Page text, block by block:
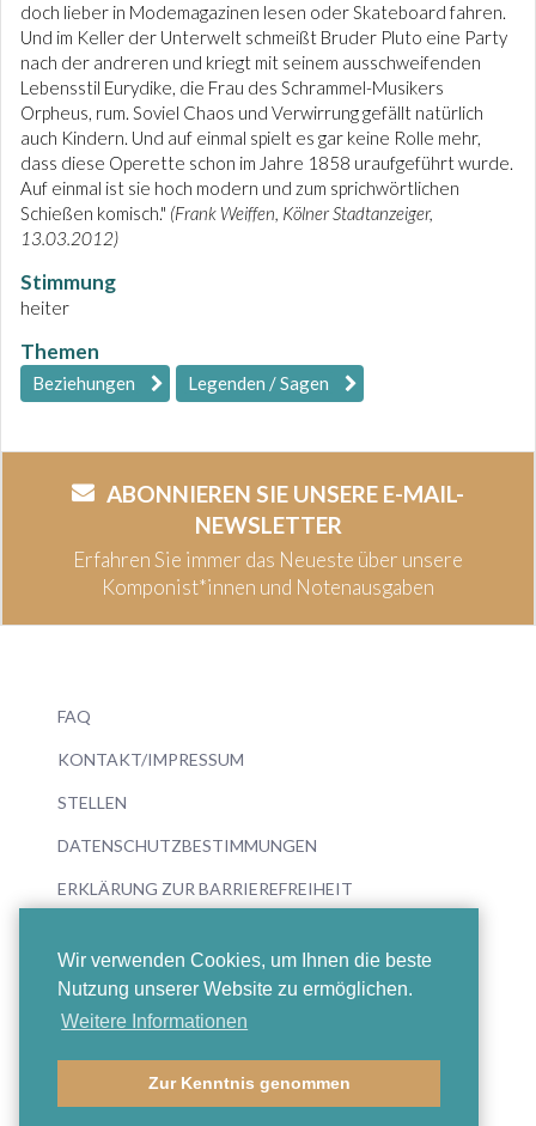
Wir verwenden Cookies, um Ihnen die beste
Nutzung unserer Website zu ermöglichen.
Weitere Informationen
Zur Kenntnis genommen
doch lieber in Modemagazinen lesen oder Skateboard fahren.
Und im Keller der Unterwelt schmeißt Bruder Pluto eine Party
nach der andreren und kriegt mit seinem ausschweifenden
Lebensstil Eurydike, die Frau des Schrammel-Musikers
Orpheus, rum. Soviel Chaos und Verwirrung gefällt natürlich
auch Kindern. Und auf einmal spielt es gar keine Rolle mehr,
dass diese Operette schon im Jahre 1858 uraufgeführt wurde.
Auf einmal ist sie hoch modern und zum sprichwörtlichen
Schießen komisch." (Frank Weiffen, Kölner Stadtanzeiger,
13.03.2012)
Stimmung
heiter
Themen
Beziehungen Legenden / Sagen
ABONNIEREN SIE UNSERE E-MAIL-
NEWSLETTER
Erfahren Sie immer das Neueste über unsere
Komponist*innen und Notenausgaben
FAQ
KONTAKT/IMPRESSUM
STELLEN
DATENSCHUTZBESTIMMUNGEN
ERKLÄRUNG ZUR BARRIEREFREIHEIT
© 2026 Boosey & Hawkes